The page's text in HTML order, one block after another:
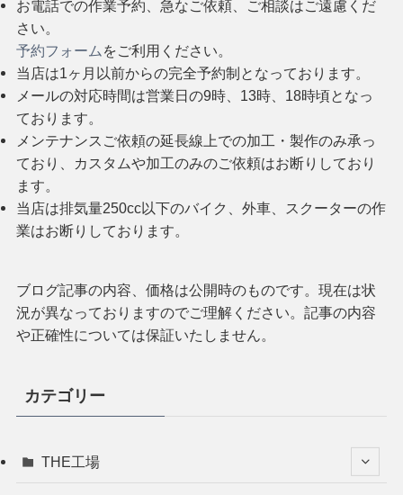
お電話での作業予約、急なご依頼、ご相談はご遠慮くだ
さい。
予約フォーム をご利用ください。
当店は1ヶ月以前からの完全予約制となっております。
メールの対応時間は営業日の9時、13時、18時頃となっ
ております。
メンテナンスご依頼の延長線上での加工・製作のみ承っ
ており、カスタムや加工のみのご依頼はお断りしており
ます。
当店は排気量250cc以下のバイク、外車、スクーターの作
業はお断りしております。
ブログ記事の内容、価格は公開時のものです。現在は状
況が異なっておりますのでご理解ください。記事の内容
や正確性については保証いたしません。
カテゴリー
THE工場